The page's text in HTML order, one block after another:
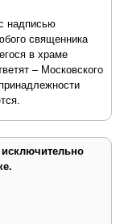
надписью
священника
в храме
– Московского